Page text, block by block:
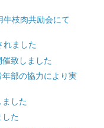
牛枝肉共励会にて
れました
催致しました
部の協力により実
した
した